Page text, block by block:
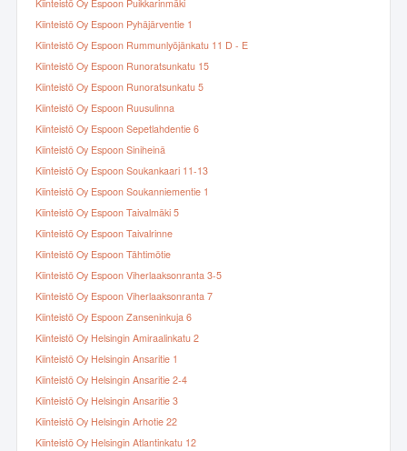
Kiinteistö Oy Espoon Puikkarinmäki
Kiinteistö Oy Espoon Pyhäjärventie 1
Kiinteistö Oy Espoon Rummunlyöjänkatu 11 D - E
Kiinteistö Oy Espoon Runoratsunkatu 15
Kiinteistö Oy Espoon Runoratsunkatu 5
Kiinteistö Oy Espoon Ruusulinna
Kiinteistö Oy Espoon Sepetlahdentie 6
Kiinteistö Oy Espoon Siniheinä
Kiinteistö Oy Espoon Soukankaari 11-13
Kiinteistö Oy Espoon Soukanniementie 1
Kiinteistö Oy Espoon Taivalmäki 5
Kiinteistö Oy Espoon Taivalrinne
Kiinteistö Oy Espoon Tähtimötie
Kiinteistö Oy Espoon Viherlaaksonranta 3-5
Kiinteistö Oy Espoon Viherlaaksonranta 7
Kiinteistö Oy Espoon Zanseninkuja 6
Kiinteistö Oy Helsingin Amiraalinkatu 2
Kiinteistö Oy Helsingin Ansaritie 1
Kiinteistö Oy Helsingin Ansaritie 2-4
Kiinteistö Oy Helsingin Ansaritie 3
Kiinteistö Oy Helsingin Arhotie 22
Kiinteistö Oy Helsingin Atlantinkatu 12